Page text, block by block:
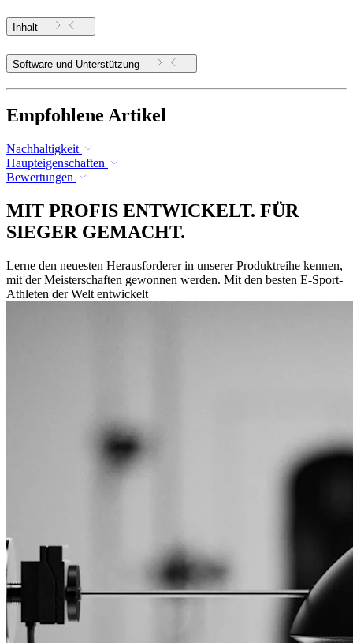
Inhalt
Software und Unterstützung
Empfohlene Artikel
Nachhaltigkeit
Haupteigenschaften
Bewertungen
MIT PROFIS ENTWICKELT. FÜR
SIEGER GEMACHT.
Lerne den neuesten Herausforderer in unserer Produktreihe kennen,
mit der Meisterschaften gewonnen werden. Mit den besten E-Sport-
Athleten der Welt entwickelt